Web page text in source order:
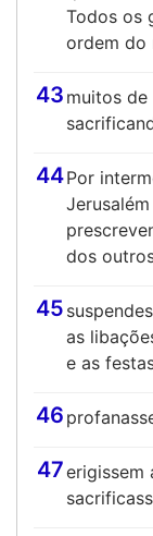
Todos os
ordem do
43 muitos de
44Por
dos
45
as
e as
46
47erigissem